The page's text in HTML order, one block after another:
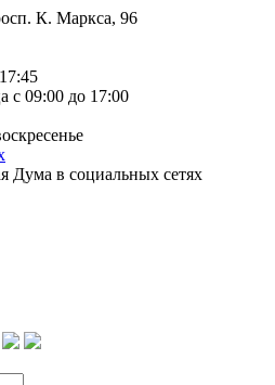
К. Маркса, 96
с 09:00 до 17:00
Дума в социальных сетях